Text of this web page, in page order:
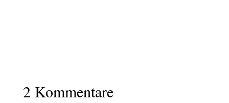
2 Kommentare